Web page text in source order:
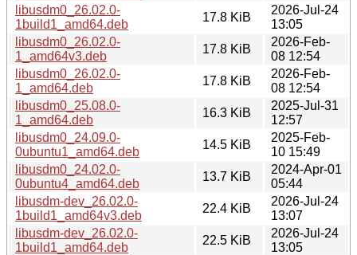
libusdm0_26.02.0-
1build1_amd64.deb
17.8 KiB
2026-Jul-24
13:05
libusdm0_26.02.0-
1_amd64v3.deb
17.8 KiB
2026-Feb-
08 12:54
libusdm0_26.02.0-
1_amd64.deb
17.8 KiB
2026-Feb-
08 12:54
libusdm0_25.08.0-
1_amd64.deb
16.3 KiB
2025-Jul-31
12:57
libusdm0_24.09.0-
0ubuntu1_amd64.deb
14.5 KiB
2025-Feb-
10 15:49
libusdm0_24.02.0-
0ubuntu4_amd64.deb
13.7 KiB
2024-Apr-01
05:44
libusdm-dev_26.02.0-
1build1_amd64v3.deb
22.4 KiB
2026-Jul-24
13:07
libusdm-dev_26.02.0-
1build1_amd64.deb
22.5 KiB
2026-Jul-24
13:05